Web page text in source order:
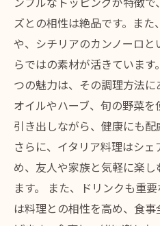
ズとの相性は絶品です。ま
や、シチリアのカンノーロ
らではの素材が活きていま
つの魅力は、その調理方法
オイルやハーブ、旬の野菜
引き出しながら、健康にも配
さらに、イタリア料理はシ
め、友人や家族と気軽に楽
ます。 また、ドリンクも重
は料理との相性を高め、食